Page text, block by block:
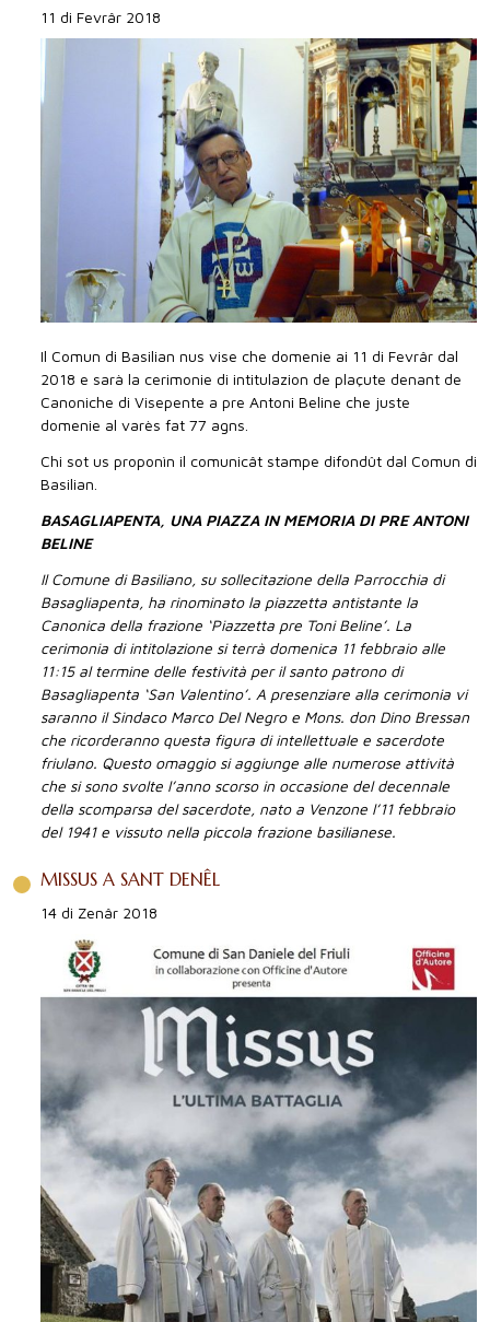
11 di Fevrâr 2018
Il Comun di Basilian nus vise che domenie ai 11 di Fevrâr dal
2018 e sarà la cerimonie di intitulazion de plaçute denant de
Canoniche di Visepente a pre Antoni Beline che juste
domenie al varès fat 77 agns.
Chi sot us proponìn il comunicât stampe difondût dal Comun di
Basilian.
BASAGLIAPENTA, UNA PIAZZA IN MEMORIA DI PRE ANTONI
BELINE
Il Comune di Basiliano, su sollecitazione della Parrocchia di
Basagliapenta, ha rinominato la piazzetta antistante la
Canonica della frazione ‘Piazzetta pre Toni Beline’. La
cerimonia di intitolazione si terrà domenica 11 febbraio alle
11:15 al termine delle festività per il santo patrono di
Basagliapenta ‘San Valentino’. A presenziare alla cerimonia vi
saranno il Sindaco Marco Del Negro e Mons. don Dino Bressan
che ricorderanno questa figura di intellettuale e sacerdote
friulano. Questo omaggio si aggiunge alle numerose attività
che si sono svolte l’anno scorso in occasione del decennale
della scomparsa del sacerdote, nato a Venzone l’11 febbraio
del 1941 e vissuto nella piccola frazione basilianese.
MISSUS A SANT DENÊL
14 di Zenâr 2018